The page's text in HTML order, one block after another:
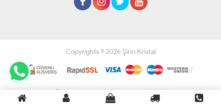
Copyrights © 2026 Şirin Kristal
Geliştir - powered by innovation